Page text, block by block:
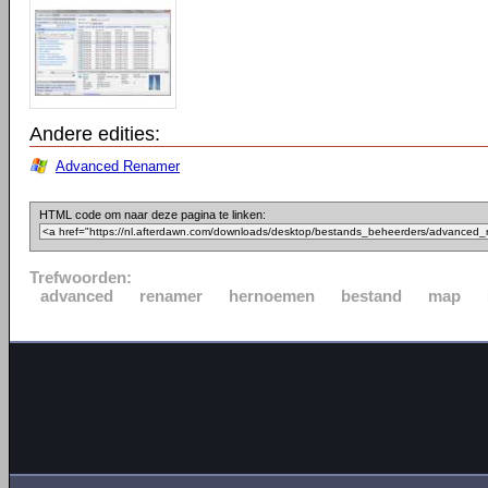
Andere edities:
Advanced Renamer
HTML code om naar deze pagina te linken:
Trefwoorden:
advanced
renamer hernoemen bestand map